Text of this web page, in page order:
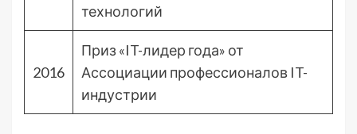
технологий
2016
Приз «IT-лидер года» от
Ассоциации профессионалов IT-
индустрии